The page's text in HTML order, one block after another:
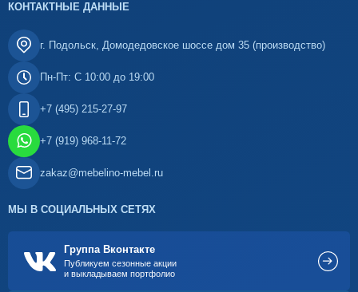
КОНТАКТНЫЕ ДАННЫЕ
г. Подольск, Домодедовское шоссе дом 35 (производство)
Пн-Пт: С 10:00 до 19:00
+7 (495) 215-27-97
+7 (919) 968-11-72
zakaz@mebelino-mebel.ru
МЫ В СОЦИАЛЬНЫХ СЕТЯХ
Группа Вконтакте
Публикуем сезонные акции
и выкладываем портфолио